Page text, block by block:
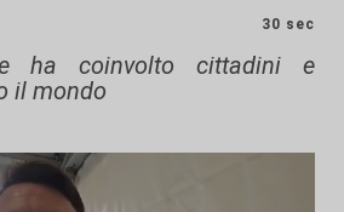
30 sec
ha coinvolto cittadini e
il mondo